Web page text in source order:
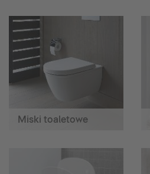
Miski toaletowe